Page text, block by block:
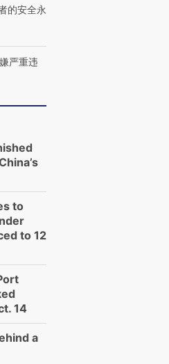
哈尔滨遭遇短时极端强降
对
【商旅对话】华住集团
的安全永
严重违
to
to 12
14
a